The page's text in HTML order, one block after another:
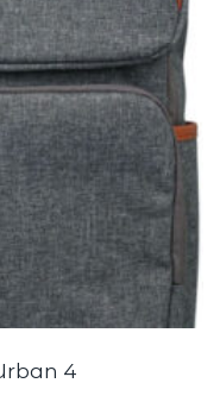
4